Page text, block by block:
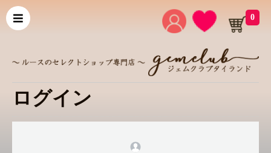
0
ログイン